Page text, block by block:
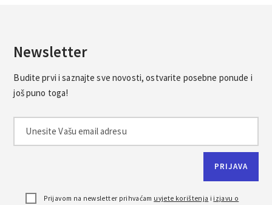
Newsletter
Budite prvi i saznajte sve novosti, ostvarite posebne ponude i
još puno toga!
Prijavom na newsletter prihvaćam uvjete korištenja i izjavu o